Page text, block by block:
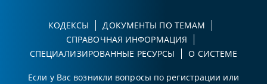
КОДЕКСЫ
ДОКУМЕНТЫ ПО ТЕМАМ
СПРАВОЧНАЯ ИНФОРМАЦИЯ
СПЕЦИАЛИЗИРОВАННЫЕ РЕСУРСЫ
О СИСТЕМЕ
Если у Вас возникли вопросы по регистрации или